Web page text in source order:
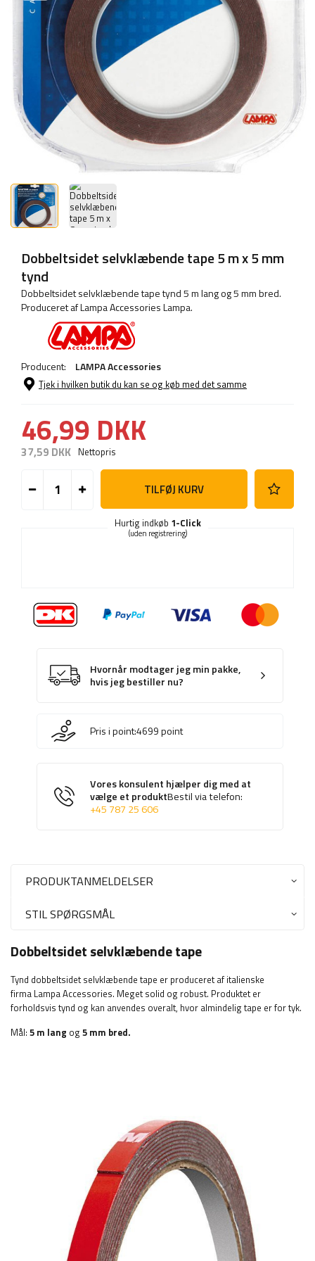
Dobbeltsidet selvklæbende tape 5 m x 5 mm
tynd
Dobbeltsidet selvklæbende tape tynd 5 m lang og 5 mm bred.
Produceret af Lampa Accessories Lampa.
Producent: LAMPA Accessories
Tjek i hvilken butik du kan se og køb med det samme
46,99 DKK
37,59 DKK Nettopris
TILFØJ KURV
Hurtig indkøb 1-Click
(uden registrering)
Hvornår modtager jeg min pakke,
hvis jeg bestiller nu?
Pris i point:4699point
Vores konsulent hjælper dig med at
vælge et produktBestil via telefon:
+45 787 25 606
PRODUKTANMELDELSER
STIL SPØRGSMÅL
Dobbeltsidet selvklæbende tape
Tynd dobbeltsidet selvklæbende tape er produceret af italienske
firma Lampa Accessories. Meget solid og robust. Produktet er
forholdsvis tynd og kan anvendes overalt, hvor almindelig tape er for tyk.
Mål: 5 m lang og 5 mm bred.